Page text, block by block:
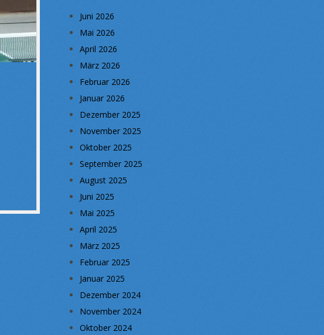
Juni 2026
Mai 2026
April 2026
März 2026
Februar 2026
Januar 2026
Dezember 2025
November 2025
Oktober 2025
September 2025
August 2025
Juni 2025
Mai 2025
April 2025
März 2025
Februar 2025
Januar 2025
Dezember 2024
November 2024
Oktober 2024